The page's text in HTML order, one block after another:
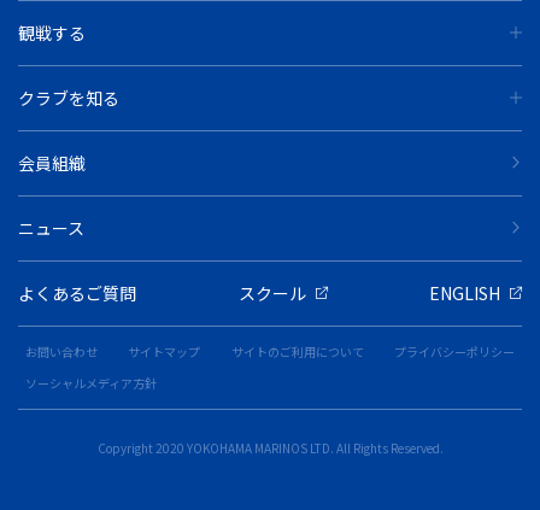
観戦する
クラブを知る
会員組織
ニュース
よくあるご質問 スクール ENGLISH
お問い合わせ サイトマップ サイトのご利用について
プライバシーポリシー
ソーシャルメディア方針
Copyright 2020 YOKOHAMA MARINOS LTD. All Rights Reserved.